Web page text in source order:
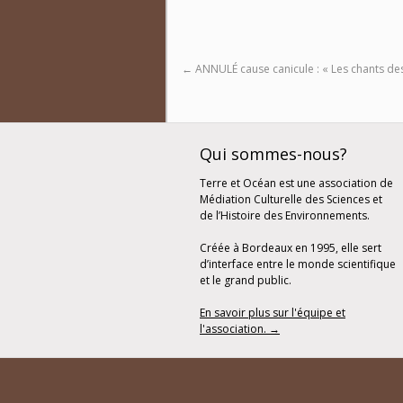
← ANNULÉ cause canicule : « Les chants
Qui sommes-nous?
Terre et Océan est une association de
Médiation Culturelle des Sciences et
de l’Histoire des Environnements.
Créée à Bordeaux en 1995, elle sert
d’interface entre le monde scientifique
et le grand public.
En savoir plus sur l'équipe et
l'association. →